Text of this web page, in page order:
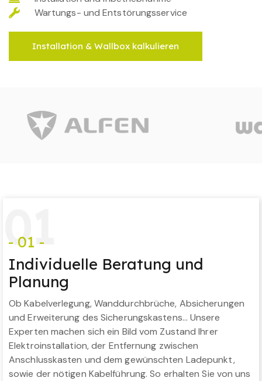
Wartungs- und Entstörungsservice
Installation & Wallbox kalkulieren
01
- 01 -
Individuelle Beratung und
Planung
Ob Kabelverlegung, Wanddurchbrüche, Absicherungen
und Erweiterung des Sicherungskastens… Unsere
Experten machen sich ein Bild vom Zustand Ihrer
Elektroinstallation, der Entfernung zwischen
Anschlusskasten und dem gewünschten Ladepunkt,
sowie der nötigen Kabelführung. So erhalten Sie von uns